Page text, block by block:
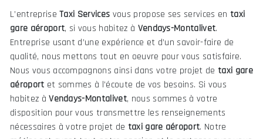
L’entrepriseTaxi Services vous propose ses services en taxi
gare aéroport, si vous habitez à Vendays-Montalivet.
Entreprise usant d’une expérience et d’un savoir-faire de
qualité, nous mettons tout en oeuvre pour vous satisfaire.
Nous vous accompagnons ainsi dans votre projet de taxi gare
aéroport et sommes à l’écoute de vos besoins. Si vous
habitez àVendays-Montalivet, nous sommes à votre
disposition pour vous transmettre les renseignements
nécessaires à votre projet de taxi gare aéroport. Notre